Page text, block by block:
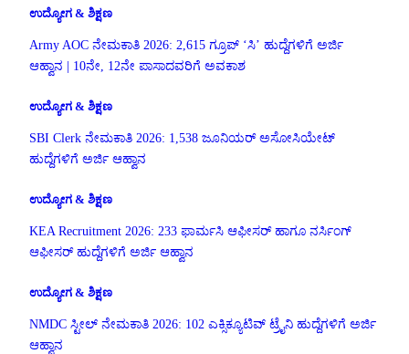
ಉದ್ಯೋಗ & ಶಿಕ್ಷಣ
Army AOC ನೇಮಕಾತಿ 2026: 2,615 ಗ್ರೂಪ್ ‘ಸಿ’ ಹುದ್ದೆಗಳಿಗೆ ಅರ್ಜಿ
ಆಹ್ವಾನ | 10ನೇ, 12ನೇ ಪಾಸಾದವರಿಗೆ ಅವಕಾಶ
ಉದ್ಯೋಗ & ಶಿಕ್ಷಣ
SBI Clerk ನೇಮಕಾತಿ 2026: 1,538 ಜೂನಿಯರ್ ಅಸೋಸಿಯೇಟ್
ಹುದ್ದೆಗಳಿಗೆ ಅರ್ಜಿ ಆಹ್ವಾನ
ಉದ್ಯೋಗ & ಶಿಕ್ಷಣ
KEA Recruitment 2026: 233 ಫಾರ್ಮಸಿ ಆಫೀಸರ್ ಹಾಗೂ ನರ್ಸಿಂಗ್
ಆಫೀಸರ್ ಹುದ್ದೆಗಳಿಗೆ ಅರ್ಜಿ ಆಹ್ವಾನ
ಉದ್ಯೋಗ & ಶಿಕ್ಷಣ
NMDC ಸ್ಟೀಲ್ ನೇಮಕಾತಿ 2026: 102 ಎಕ್ಸಿಕ್ಯೂಟಿವ್ ಟ್ರೈನಿ ಹುದ್ದೆಗಳಿಗೆ ಅರ್ಜಿ
ಆಹ್ವಾನ